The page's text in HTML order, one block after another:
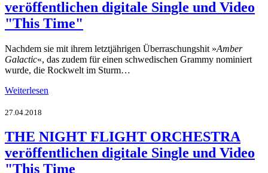
veröffentlichen digitale Single und Video
"This Time"
Nachdem sie mit ihrem letztjährigen Überraschungshit »Amber
Galactic«, das zudem für einen schwedischen Grammy nominiert
wurde, die Rockwelt im Sturm…
Weiterlesen
27.04.2018
THE NIGHT FLIGHT ORCHESTRA
veröffentlichen digitale Single und Video
"This Time